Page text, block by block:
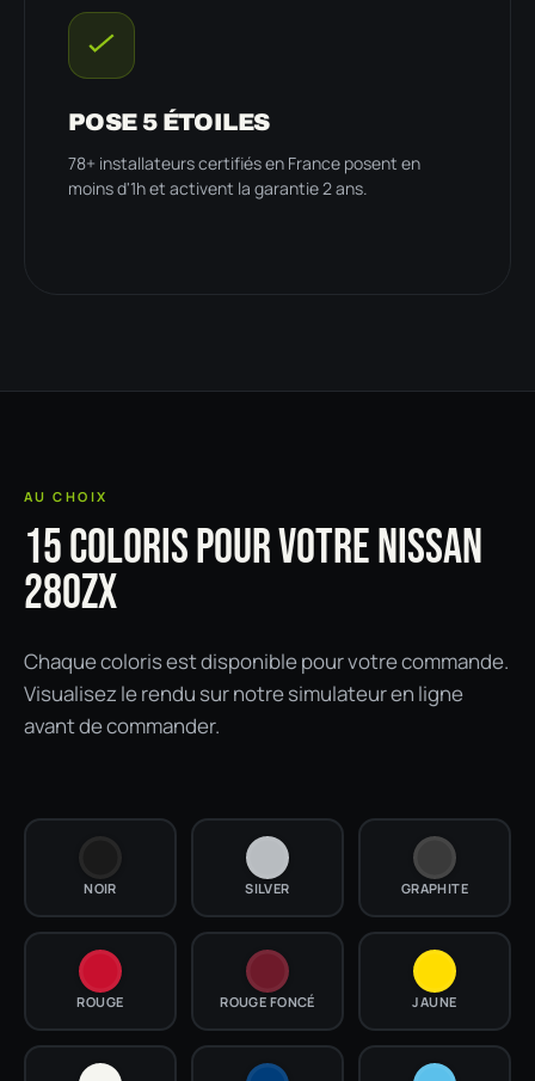
POSE 5 ÉTOILES
78+ installateurs certifiés en France posent en
moins d'1h et activent la garantie 2 ans.
AU CHOIX
15 COLORIS POUR VOTRE NISSAN
280ZX
Chaque coloris est disponible pour votre commande.
Visualisez le rendu sur notre simulateur en ligne
avant de commander.
NOIR SILVER GRAPHITE
ROUGE ROUGE FONCÉ JAUNE